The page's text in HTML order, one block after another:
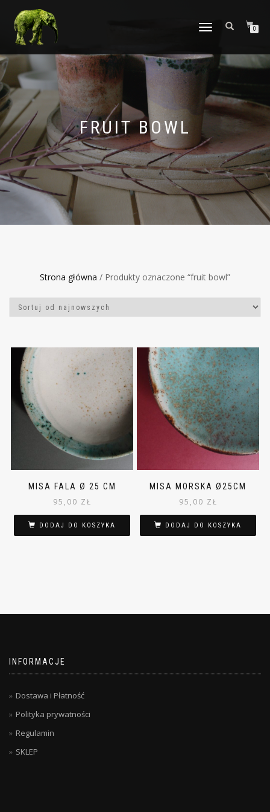
TOGGLE
0
FRUIT BOWL
Strona główna / Produkty oznaczone “fruit bowl”
MISA FALA Ø 25 CM
95,00 ZŁ
DODAJ DO KOSZYKA
MISA MORSKA Ø25CM
95,00 ZŁ
DODAJ DO KOSZYKA
INFORMACJE
Dostawa i Płatność
Polityka prywatności
Regulamin
SKLEP